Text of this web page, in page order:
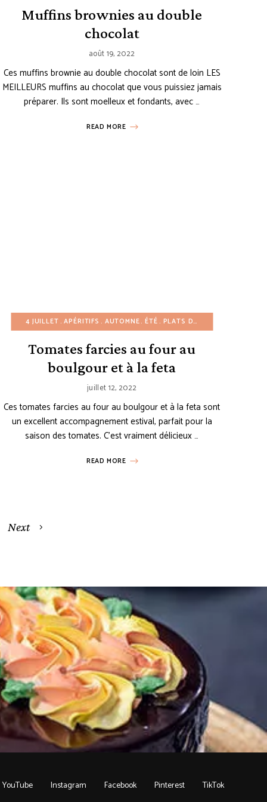
Muffins brownies au double
chocolat
août 19, 2022
Ces muffins brownie au double chocolat sont de loin LES
MEILLEURS muffins au chocolat que vous puissiez jamais
préparer. Ils sont moelleux et fondants, avec …
READ MORE
SAINE RECETTES SANS GLUTEN RECETTES SANS SUCRE RAFFINÉ
AU CHOCOLAT DESSERTS FACILES ÉTÉ GÂTEAUX
4 JUILLET APÉRITIFS AUTOMNE ÉTÉ PLATS D'ACCOMPAGNEMENT
Tomates farcies au four au
boulgour et à la feta
juillet 12, 2022
Ces tomates farcies au four au boulgour et à la feta sont
un excellent accompagnement estival, parfait pour la
saison des tomates. C’est vraiment délicieux …
READ MORE
Next
YouTube Instagram Facebook Pinterest TikTok